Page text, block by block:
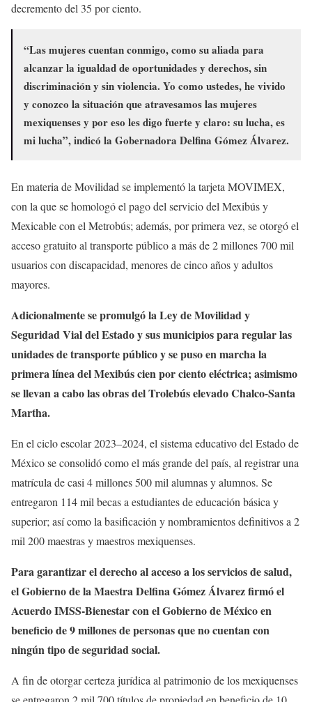
decremento del 35 por ciento.
“Las mujeres cuentan conmigo, como su aliada para
alcanzar la igualdad de oportunidades y derechos, sin
discriminación y sin violencia. Yo como ustedes, he vivido
y conozco la situación que atravesamos las mujeres
mexiquenses y por eso les digo fuerte y claro: su lucha, es
mi lucha”, indicó la Gobernadora Delfina Gómez Álvarez.
En materia de Movilidad se implementó la tarjeta MOVIMEX,
con la que se homologó el pago del servicio del Mexibús y
Mexicable con el Metrobús; además, por primera vez, se otorgó el
acceso gratuito al transporte público a más de 2 millones 700 mil
usuarios con discapacidad, menores de cinco años y adultos
mayores.
Adicionalmente se promulgó la Ley de Movilidad y
Seguridad Vial del Estado y sus municipios para regular las
unidades de transporte público y se puso en marcha la
primera línea del Mexibús cien por ciento eléctrica; asimismo
se llevan a cabo las obras del Trolebús elevado Chalco-Santa
Martha.
En el ciclo escolar 2023–2024, el sistema educativo del Estado de
México se consolidó como el más grande del país, al registrar una
matrícula de casi 4 millones 500 mil alumnas y alumnos. Se
entregaron 114 mil becas a estudiantes de educación básica y
superior; así como la basificación y nombramientos definitivos a 2
mil 200 maestras y maestros mexiquenses.
Para garantizar el derecho al acceso a los servicios de salud,
el Gobierno de la Maestra Delfina Gómez Álvarez firmó el
Acuerdo IMSS-Bienestar con el Gobierno de México en
beneficio de 9 millones de personas que no cuentan con
ningún tipo de seguridad social.
A fin de otorgar certeza jurídica al patrimonio de los mexiquenses